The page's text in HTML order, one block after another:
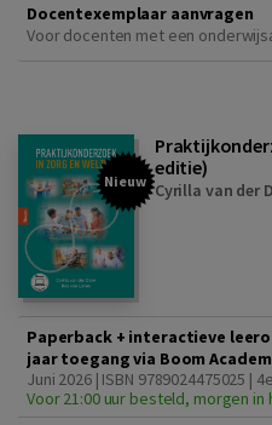
Docentexemplaar aanvragen
Voor docenten met een
Nieuw
editie)
Cyrilla van der
Paperback + interactieve
jaar toegang via Boom
Juni 2026 | ISBN 9789024475025 |
Voor 21:00 uur besteld, morgen in